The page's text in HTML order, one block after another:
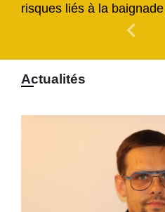
risques liés à la
chevron_left
Actualités